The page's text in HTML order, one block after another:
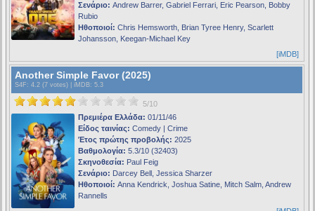
Σενάριο: Andrew Barrer, Gabriel Ferrari, Eric Pearson, Bobby
Rubio
Ηθοποιοί: Chris Hemsworth, Brian Tyree Henry, Scarlett
Johansson, Keegan-Michael Key
[iMDB]
Another Simple Favor (2025)
S4F : 4.2 (7 votes) | iMDB: 5.3
5/10
Πρεμιέρα Ελλάδα: 01/11/46
Είδος ταινίας: Comedy | Crime
Έτος πρώτης προβολής: 2025
Βαθμολογία: 5.3/10 (32403)
Σκηνοθεσία: Paul Feig
Σενάριο: Darcey Bell, Jessica Sharzer
Ηθοποιοί: Anna Kendrick, Joshua Satine, Mitch Salm, Andrew
Rannells